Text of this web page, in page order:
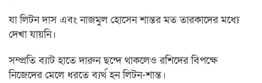
যা লিটন দাস এবং নাজমুল হোসেন শান্তর মত তারকাদের মধ্যে
দেখা যায়নি।
সম্প্রতি ব্যাট হাতে দারুন ছন্দে থাকলেও রশিদের বিপক্ষে
নিজেদের মেলে ধরতে ব্যর্থ হন লিটন-শান্ত।